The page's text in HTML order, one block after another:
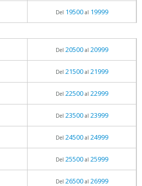
Del 19500al 19999
Del 20500al 20999
Del 21500al 21999
Del 22500al 22999
Del 23500al 23999
Del 24500al 24999
Del 25500al 25999
Del 26500al 26999